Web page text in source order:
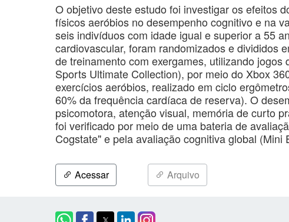
O objetivo deste estudo foi investigar os efeitos
físicos aeróbios no desempenho cognitivo e na
seis indivíduos com idade igual e superior a 55
cardiovascular, foram randomizados e divididos
de treinamento com exergames, utilizando
Sports Ultimate Collection), por meio do Xbox
exercícios aeróbios, realizado em ciclo
60% da frequência cardíaca de reserva). O
psicomotora, atenção visual, memória de curto
foi verificado por meio de uma bateria de
Cogstate" e pela avaliação cognitiva global (Mini
Acessar Arquivo